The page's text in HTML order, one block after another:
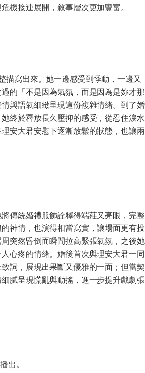
機接連展開，敘事層次更加豐富。
描寫出來。她一邊感受到悸動，一邊又
的「不是因為氣氛，而是因為是妳才那
與語氣細緻呈現這份複雜情緒。到了婚
終於釋放長久壓抑的感受，從忍住淚水
安大君安慰下逐漸放鬆的狀態，也讓兩
傳統婚禮服飾詮釋得端莊又亮眼，完整
神情，也演得相當寫實，讓場面更有投
突然昏倒而瞬間拉高緊張氣氛，之後她
心疼的情緒。婚後首次與理安大君一同
詞，展現出果斷又優雅的一面；但當契
膩呈現慌亂與動搖，進一步提升戲劇張
出。